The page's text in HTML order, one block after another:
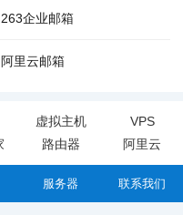
263企业邮箱
阿里云邮箱
虚拟主机
VPS
路由器 阿里云
服务器 联系我们